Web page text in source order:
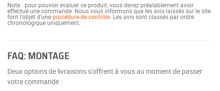
Note : pour pouvoir évaluer ce produit, vous devez préalablement avoir
effectué une commande. Nous vous informons que les avis laissés sur le site
font l'objet d'uneprocédure de contrôle . Les avis sont classés par ordre
chronologique uniquement.
FAQ: MONTAGE
Deux options de livraisons s'offrent à vous au moment de passer
votre commande :